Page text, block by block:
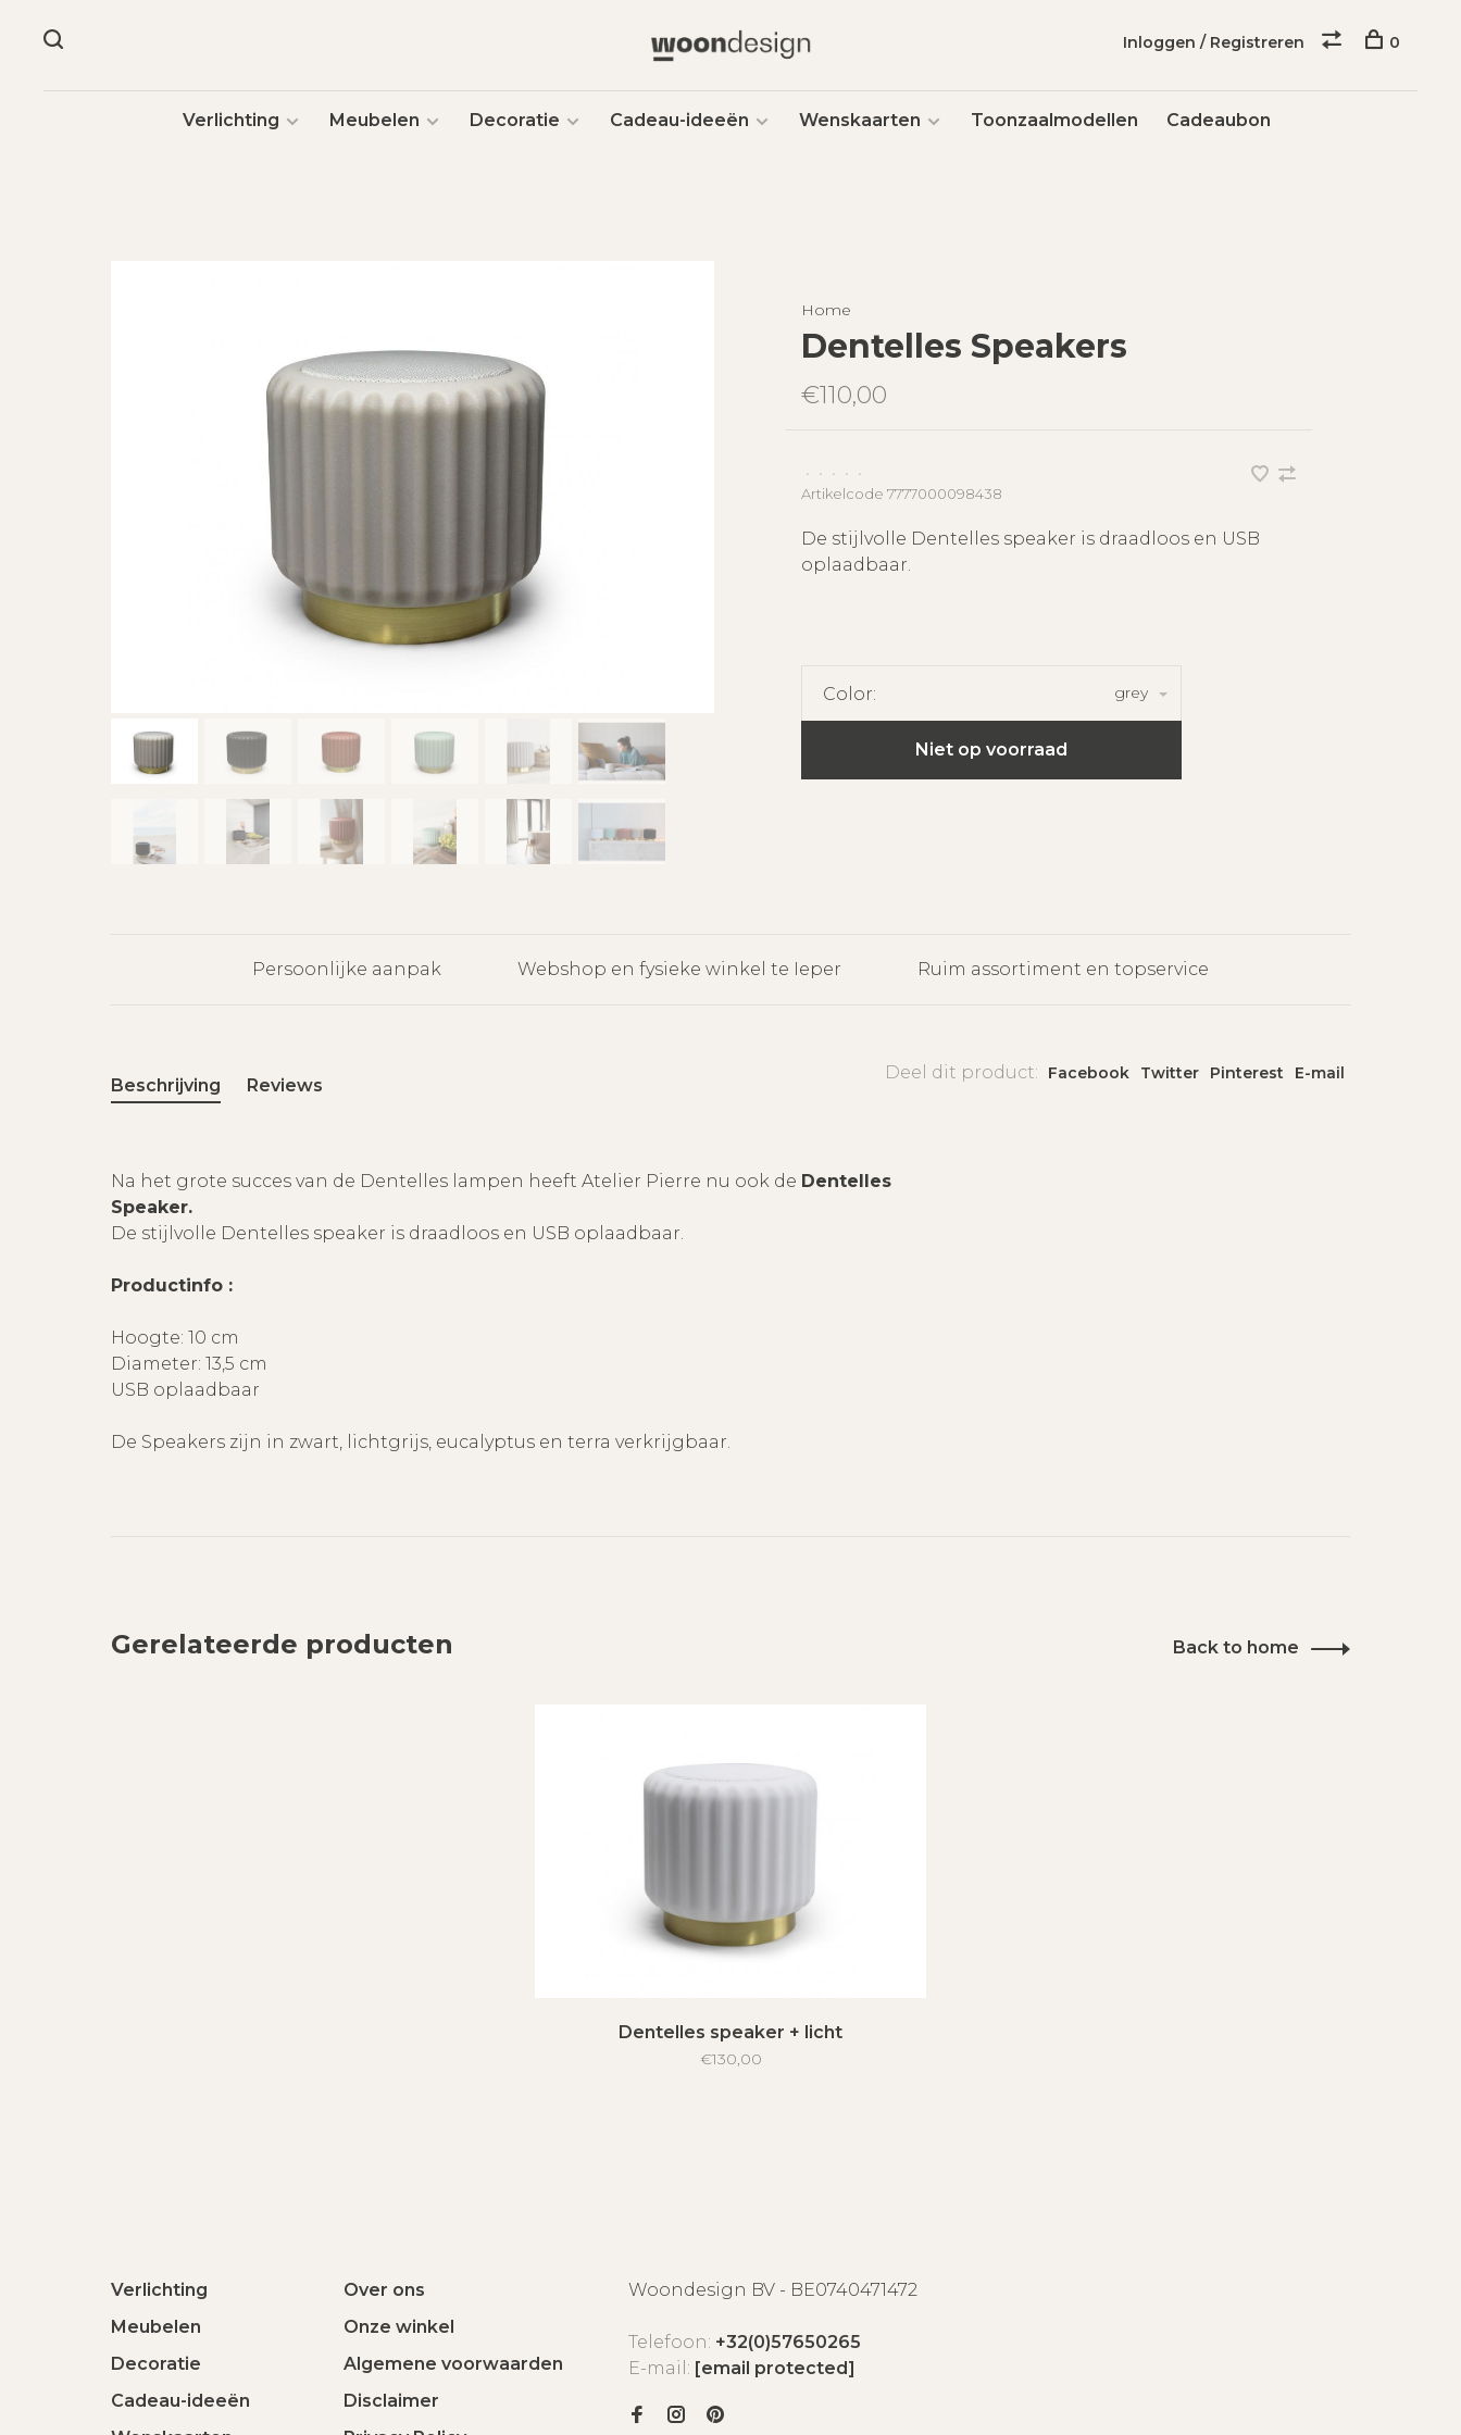
Verlichting Meubelen Decoratie Cadeau-ideeën Wenskaarten Toonzaalmodellen Cadeaubon
Inloggen / Registreren 0
Home
Dentelles Speakers
€110,00
• • • •
•
Artikelcode 7777000098438
De stijlvolle Dentelles speaker is draadloos en USB
oplaadbaar.
Color: grey
Niet op voorraad
Persoonlijke aanpak Webshop en fysieke winkel te Ieper Ruim assortiment en topservice
Deel dit product: Facebook Twitter Pinterest E-mail
Beschrijving Reviews
Na het grote succes van de Dentelles lampen heeft Atelier Pierre nu ook de Dentelles
Speaker.
De stijlvolle Dentelles speaker is draadloos en USB oplaadbaar.
Productinfo :
Hoogte: 10 cm
Diameter: 13,5 cm
USB oplaadbaar
De Speakers zijn in zwart, lichtgrijs, eucalyptus en terra verkrijgbaar.
Gerelateerde producten Back to home
Dentelles speaker + licht
€130,00
Verlichting
Meubelen
Decoratie
Cadeau-ideeën
Over ons
Onze winkel
Algemene voorwaarden
Disclaimer
Woondesign BV - BE0740471472
Telefoon: +32(0)57650265
E-mail: [email protected]